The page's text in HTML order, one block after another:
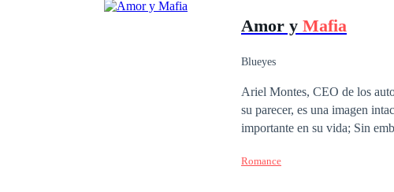
mundo, el Rey Rojo.
Amor y Mafia
Blueyes
Ariel Montes, CEO de los
su parecer, es una imagen
importante en su vida; Sin
Rubí Echeverría, es su
Romance